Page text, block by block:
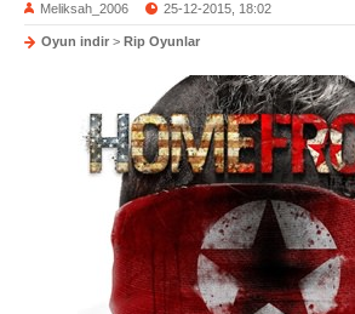
Meliksah_2006 25-12-2015, 18:02
Oyun indir > Rip Oyunlar